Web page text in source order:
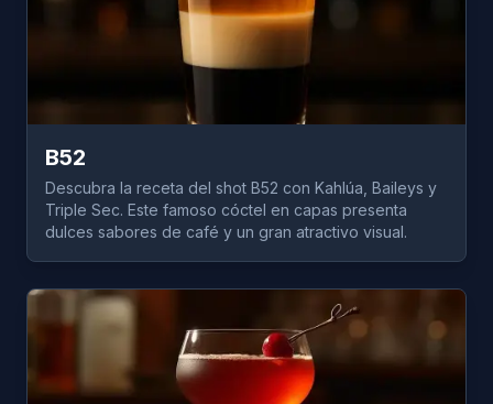
B52
Descubra la receta del shot B52 con Kahlúa, Baileys y
Triple Sec. Este famoso cóctel en capas presenta
dulces sabores de café y un gran atractivo visual.